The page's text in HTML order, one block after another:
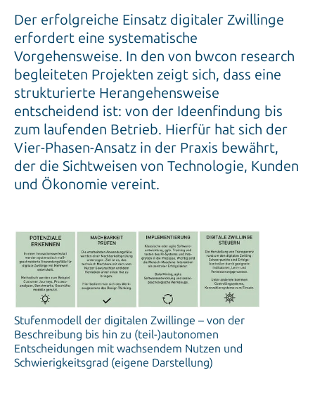
Der erfolgreiche Einsatz digitaler Zwillinge
erfordert eine systematische
Vorgehensweise. In den von bwcon research
begleiteten Projekten zeigt sich, dass eine
strukturierte Herangehensweise
entscheidend ist: von der Ideenfindung bis
zum laufenden Betrieb. Hierfür hat sich der
Vier-Phasen-Ansatz in der Praxis bewährt,
der die Sichtweisen von Technologie, Kunden
und Ökonomie vereint.
Stufenmodell der digitalen Zwillinge – von der
Beschreibung bis hin zu (teil-)autonomen
Entscheidungen mit wachsendem Nutzen und
Schwierigkeitsgrad (eigene Darstellung)